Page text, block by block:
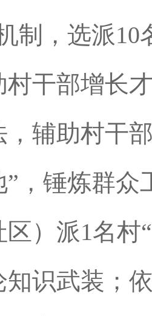
制，选派
村干部增长
，辅助村干
”，锤炼群众
区）派1名
知识武装；